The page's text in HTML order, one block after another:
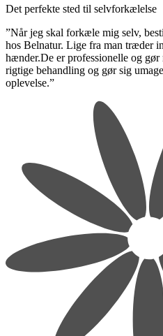
Det perfekte sted til selvforkælelse
”Når jeg skal forkæle mig selv,
hos Belnatur. Lige fra man træder
hænder.De er professionelle og
rigtige behandling og gør sig
oplevelse.”